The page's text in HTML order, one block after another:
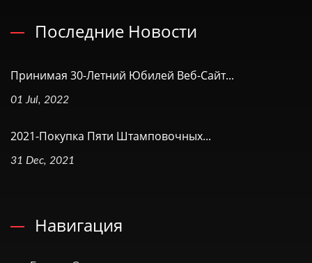
Последние Новости
Принимая 30-Летний Юбилей Веб-Сайт...
01 Jul, 2022
2021-Покупка Пяти Штамповочных...
31 Dec, 2021
Навигация